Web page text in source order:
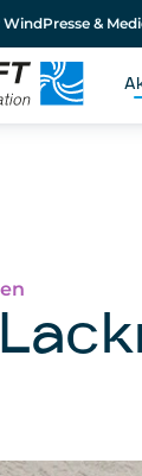
WindPresse &